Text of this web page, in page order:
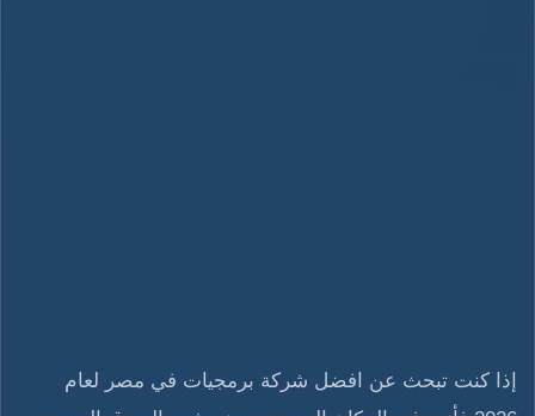
إذا كنت تبحث عن افضل شركة برمجيات في مصر لعام